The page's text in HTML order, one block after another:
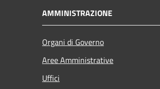
AMMINISTRAZIONE
Organi di Governo
Aree Amministrative
Uffici